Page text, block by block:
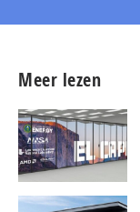
Meer lezen